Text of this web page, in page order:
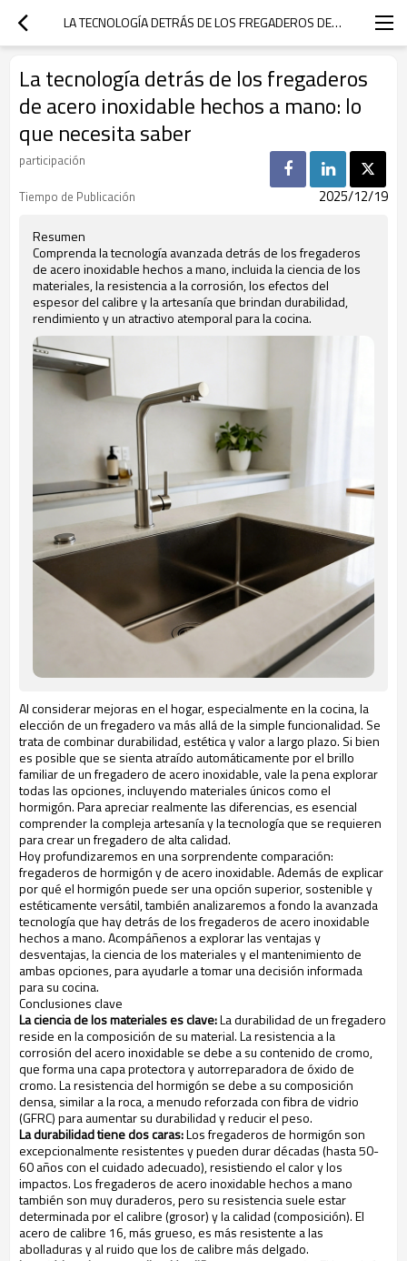
LA TECNOLOGÍA DETRÁS DE LOS FREGADEROS DE ACERO INOXIDABLE HECHOS A MANO: LO QUE NECESITA SABER
La tecnología detrás de los fregaderos
de acero inoxidable hechos a mano: lo
que necesita saber
participación
Tiempo de Publicación
2025/12/19
Resumen
Comprenda la tecnología avanzada detrás de los fregaderos
de acero inoxidable hechos a mano, incluida la ciencia de los
materiales, la resistencia a la corrosión, los efectos del
espesor del calibre y la artesanía que brindan durabilidad,
rendimiento y un atractivo atemporal para la cocina.
Al considerar mejoras en el hogar, especialmente en la cocina, la
elección de un fregadero va más allá de la simple funcionalidad. Se
trata de combinar durabilidad, estética y valor a largo plazo. Si bien
es posible que se sienta atraído automáticamente por el brillo
familiar de un fregadero de acero inoxidable, vale la pena explorar
todas las opciones, incluyendo materiales únicos como el
hormigón. Para apreciar realmente las diferencias, es esencial
comprender la compleja artesanía y la tecnología que se requieren
para crear un fregadero de alta calidad.
Hoy profundizaremos en una sorprendente comparación:
fregaderos de hormigón y de acero inoxidable. Además de explicar
por qué el hormigón puede ser una opción superior, sostenible y
estéticamente versátil, también analizaremos a fondo la avanzada
tecnología que hay detrás de los fregaderos de acero inoxidable
hechos a mano. Acompáñenos a explorar las ventajas y
desventajas, la ciencia de los materiales y el mantenimiento de
ambas opciones, para ayudarle a tomar una decisión informada
para su cocina.
Conclusiones clave
La ciencia de los materiales es clave:La durabilidad de un fregadero
reside en la composición de su material. La resistencia a la
corrosión del acero inoxidable se debe a su contenido de cromo,
que forma una capa protectora y autorreparadora de óxido de
cromo. La resistencia del hormigón se debe a su composición
densa, similar a la roca, a menudo reforzada con fibra de vidrio
(GFRC) para aumentar su durabilidad y reducir el peso.
La durabilidad tiene dos caras:Los fregaderos de hormigón son
excepcionalmente resistentes y pueden durar décadas (hasta 50-
60 años con el cuidado adecuado), resistiendo el calor y los
impactos. Los fregaderos de acero inoxidable hechos a mano
también son muy duraderos, pero su resistencia suele estar
determinada por el calibre (grosor) y la calidad (composición). El
acero de calibre 16, más grueso, es más resistente a las
abolladuras y al ruido que los de calibre más delgado.